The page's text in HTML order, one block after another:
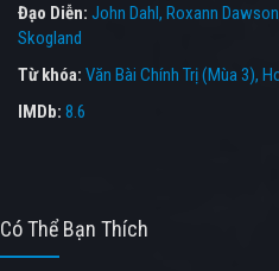
Đạo Diễn: John Dahl Roxann Dawson
Skogland
Từ khóa: Văn Bài Chính Trị (Mùa 3),
IMDb: 8.6
Có Thể Bạn Thích